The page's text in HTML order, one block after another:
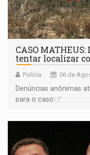
CASO
tentar localizar
Polícia 06 de
Denúncias anônimas
para o caso